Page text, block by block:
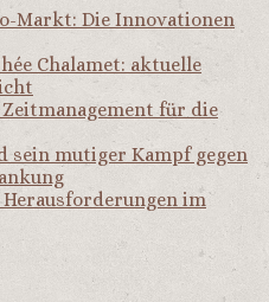
Markt: Die Innovationen
Chalamet: aktuelle
für die
sein mutiger Kampf gegen
im